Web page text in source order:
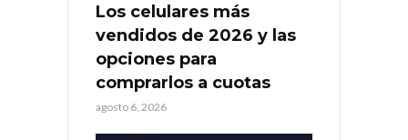
Los celulares más
vendidos de 2026 y las
opciones para
comprarlos a cuotas
agosto 6, 2026